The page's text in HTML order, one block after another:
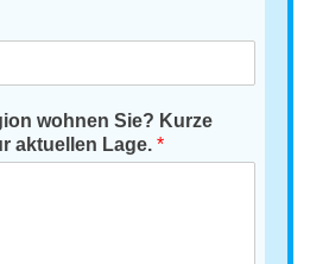
wohnen Sie? Kurze
aktuellen Lage.*